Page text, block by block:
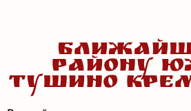
РАЙОНУ
ТУШИНО